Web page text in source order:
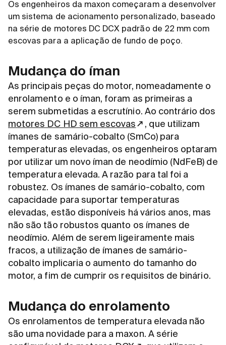
Os engenheiros da maxon começaram a desenvolver
um sistema de acionamento personalizado, baseado
na série de motores DC DCX padrão de 22 mm com
escovas para a aplicação de fundo de poço.
Mudança do íman
As principais peças do motor, nomeadamente o
enrolamento e o íman, foram as primeiras a
serem submetidas a escrutínio. Ao contrário dos
motores DC HD sem escovas
, que utilizam
ímanes de samário-cobalto (SmCo) para
temperaturas elevadas, os engenheiros optaram
por utilizar um novo íman de neodímio (NdFeB) de
temperatura elevada. A razão para tal foi a
robustez. Os ímanes de samário-cobalto, com
capacidade para suportar temperaturas
elevadas, estão disponíveis há vários anos, mas
não são tão robustos quanto os ímanes de
neodímio. Além de serem ligeiramente mais
fracos, a utilização de ímanes de samário-
cobalto implicaria o aumento do tamanho do
motor, a fim de cumprir os requisitos de binário.
Mudança do enrolamento
Os enrolamentos de temperatura elevada não
são uma novidade para a maxon. A série